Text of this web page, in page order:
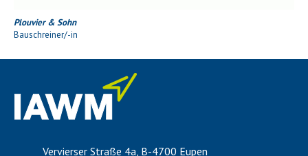
Plouvier & Sohn
Bauschreiner/-in
Vervierser Straße 4a, B-4700 Eupen